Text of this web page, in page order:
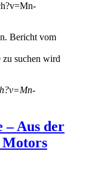
Bericht vom
zu suchen wird
– Aus der
Motors